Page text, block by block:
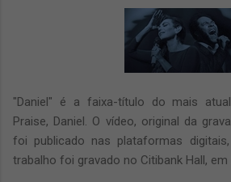
"Daniel" é a faixa-título do mais
Praise, Daniel. O vídeo, original da
foi publicado nas plataformas
trabalho foi gravado no Citibank Hall, em